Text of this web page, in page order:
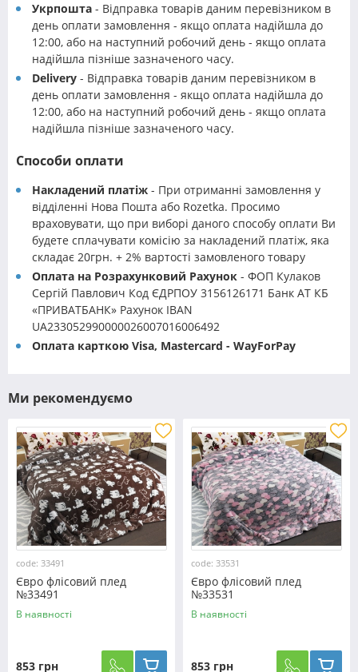
Укрпошта - Відправка товарів даним перевізником в
день оплати замовлення - якщо оплата надійшла до
12:00, або на наступний робочий день - якщо оплата
надійшла пізніше зазначеного часу.
Delivery - Відправка товарів даним перевізником в
день оплати замовлення - якщо оплата надійшла до
12:00, або на наступний робочий день - якщо оплата
надійшла пізніше зазначеного часу.
Способи оплати
Накладений платіж - При отриманні замовлення у
відділенні Нова Пошта або Rozetka. Просимо
враховувати, що при виборі даного способу оплати Ви
будете сплачувати комісію за накладений платіж, яка
складає 20грн. + 2% вартості замовленого товару
Оплата на Розрахунковий Рахунок - ФОП Кулаков
Сергій Павлович Код ЄДРПОУ 3156126171 Банк АТ КБ
«ПРИВАТБАНК» Рахунок IBAN
UA233052990000026007016006492
Оплата карткою Visa, Mastercard - WayForPay
Ми рекомендуємо
code: 33491
Євро флісовий плед
№33491
В наявності
853 грн
code: 33531
Євро флісовий плед
№33531
В наявності
853 грн